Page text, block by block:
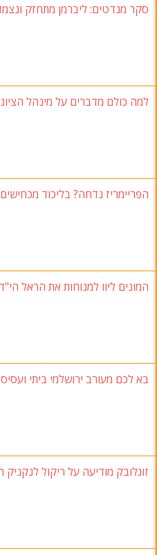
סקר מנדטים: ליברמן מתחזק
למה כולם מדברים על מינהל
הפריימריז נדחה? בליכוד
המונים ליוו למנוחות את הראל
בא לכם מעורב ירושלמי ביתי
זוגלובק מודיעה על ריקול